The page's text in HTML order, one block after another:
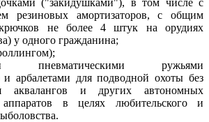
резиновых амортизаторов, с общим
крючков не более 4 штук на орудиях
у одного гражданина;
пневматическими ружьями
и арбалетами для подводной охоты без
аквалангов и других автономных
аппаратов в целях любительского и